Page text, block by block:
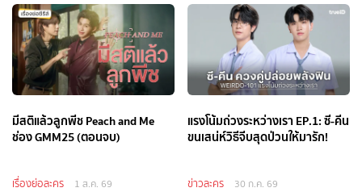
มีสติแล้วลูกพีช Peach and Me
ช่อง GMM25 (ตอนจบ)
เรื่องย่อละคร 1 ส.ค. 69
แรงโน้มถ่วงระหว่างเรา EP.1: ซี-คีน
ขนเสน่ห์วิธีจีบสุดป่วนให้มารัก!
ข่าวละคร 30 ก.ค. 69